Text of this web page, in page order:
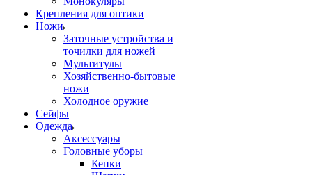
Крепления для оптики
Ножи
Заточные устройства и
точилки для ножей
Мультитулы
Хозяйственно-бытовые
ножи
Холодное оружие
Сейфы
Одежда
Аксессуары
Головные уборы
Кепки